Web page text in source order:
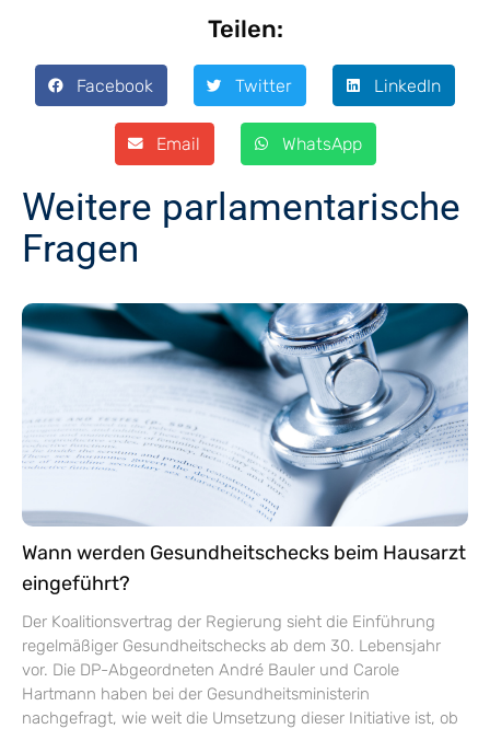
Teilen:
Facebook Twitter LinkedIn
Email WhatsApp
Weitere parlamentarische
Fragen
Wann werden Gesundheitschecks beim Hausarzt
eingeführt?
Der Koalitionsvertrag der Regierung sieht die Einführung
regelmäßiger Gesundheitschecks ab dem 30. Lebensjahr
vor. Die DP-Abgeordneten André Bauler und Carole
Hartmann haben bei der Gesundheitsministerin
nachgefragt, wie weit die Umsetzung dieser Initiative ist, ob